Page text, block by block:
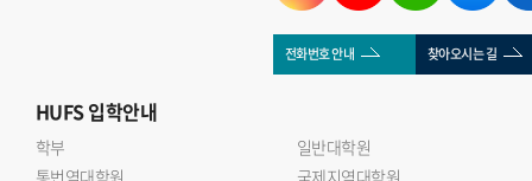
전화번호 안내 찾아오시는 길
HUFS입학안내
학부
일반대학원